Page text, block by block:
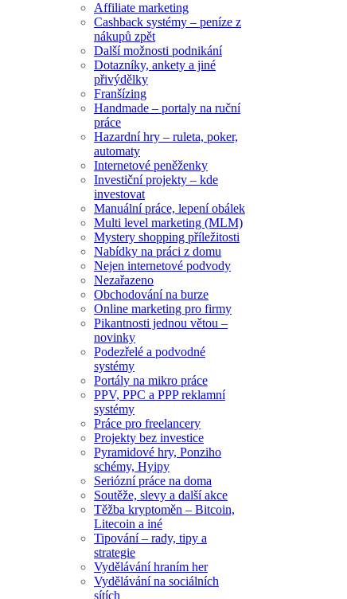
Affiliate marketing
Cashback systémy – peníze z
nákupů zpět
Další možnosti podnikání
Dotazníky, ankety a jiné
přivýdělky
Franšízing
Handmade – portaly na ruční
práce
Hazardní hry – ruleta, poker,
automaty
Internetové peněženky
Investiční projekty – kde
investovat
Manuální práce, lepení obálek
Multi level marketing (MLM)
Mystery shopping příležitosti
Nabídky na práci z domu
Nejen internetové podvody
Nezařazeno
Obchodování na burze
Online marketing pro firmy
Pikantnosti jednou větou –
novinky
Podezřelé a podvodné
systémy
Portály na mikro práce
PPV, PPC a PPP reklamní
systémy
Práce pro freelancery
Projekty bez investice
Pyramidové hry, Ponziho
schémy, Hyipy
Seriózní práce na doma
Soutěže, slevy a další akce
Těžba kryptoměn – Bitcoin,
Litecoin a iné
Tipování – rady, tipy a
strategie
Vydělávání hraním her
Vydělávání na sociálních
sítích